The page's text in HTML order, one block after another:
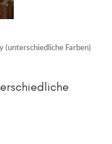
(unterschiedliche Farben)